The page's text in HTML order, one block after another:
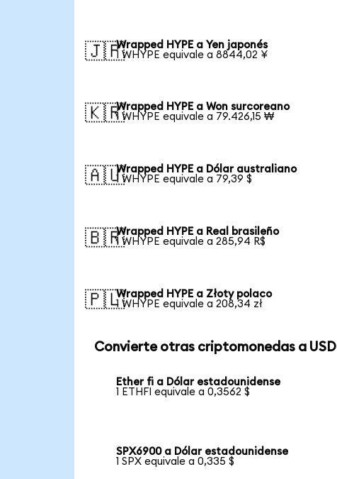
🇯🇵Wrapped HYPE a Yen japonés
1 WHYPE equivale a 8844,02 ¥
🇰🇷Wrapped HYPE a Won surcoreano
1 WHYPE equivale a 79.426,15 ₩
🇦🇺Wrapped HYPE a Dólar australiano
1 WHYPE equivale a 79,39 $
🇧🇷Wrapped HYPE a Real brasileño
1 WHYPE equivale a 285,94 R$
🇵🇱Wrapped HYPE a Złoty polaco
1 WHYPE equivale a 208,34 zł
Convierte otras criptomonedas a USD
Ether fi a Dólar estadounidense
1 ETHFI equivale a 0,3562 $
SPX6900 a Dólar estadounidense
1 SPX equivale a 0,335 $